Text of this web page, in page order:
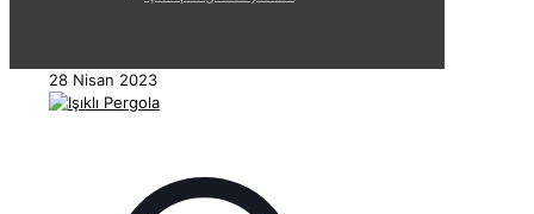
28 Nisan 2023